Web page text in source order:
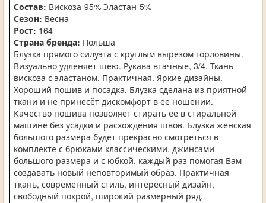
Состав: Вискоза-95% Эластан-5%
Сезон: Весна
Рост: 164
Страна бренда: Польша
Блузка прямого силуэта с круглым вырезом горловины.
Визуально удленяет шею. Рукава втачные, 3/4. Ткань
вискоза с эластаном. Практичная. Яркие дизайны.
Хороший пошив и посадка. Блузка сделана из приятной
ткани и не принесёт дискомфорт в ее ношении.
Качество пошива позволяет стирать ее в стиральной
машине без усадки и расхождения швов. Блузка женская
большого размера будет прекрасно смотреться в
комплекте с брюками классическими, джинсами
большого размера и с юбкой, каждый раз помогая Вам
создавать новый неповторимый образ. Практичная
ткань, современный стиль, интересный дизайн,
свободный покрой, широкий размерный ряд.